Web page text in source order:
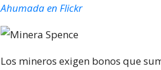
Ahumada en Flickr
Los mineros exigen bonos que